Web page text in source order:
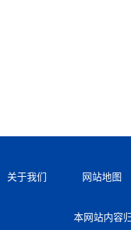
关于我们 网站地图
本网站内容